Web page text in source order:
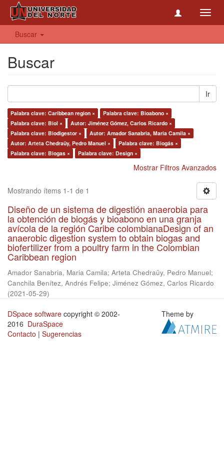
Buscar
Buscar
Ir
Palabra clave: Caribbean region ×
Palabra clave: Bioabono ×
Palabra clave: Biol ×
Autor: Jiménez Gómez, Carlos Ricardo ×
Palabra clave: Biodigestor ×
Autor: Amador Sanabria, Maria Camila ×
Autor: Arteta Chedraüy, Pedro Manuel ×
Palabra clave: Biogás ×
Palabra clave: Biogas ×
Palabra clave: Design ×
Mostrar Filtros Avanzados
Mostrando ítems 1-1 de 1
Diseño de un sistema de digestión anaerobia para
la obtención de biogás y bioabono en una granja
avícola de la región Caribe colombianaDesign of an
anaerobic digestion system to obtain biogas and
biofertilizer from a poultry farm in the Colombian
Caribbean region
Amador Sanabria, Maria Camila; Arteta Chedraüy, Pedro Manuel;
Canchila Benítez, Andrés Felipe; Jiménez Gómez, Carlos Ricardo
(2021-05-29)
DSpace software copyright © 2002-
2016 DuraSpace
Contacto | Sugerencias
Theme by